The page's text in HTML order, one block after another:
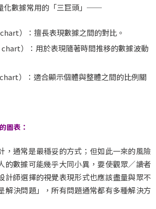
化數據常用的「三巨頭」──
）：擅長表現數據之間的對比。
）：用於表現隨著時間推移的數據波動
）：適合顯示個體與整體之間的比例關
圖表：
，通常是最穩妥的方式；但如此一來的風險
的數據可能幾乎大同小異，要使觀眾／讀者
計師選擇的視覺表現形式也應該盡量與眾不
解決問題」，所有問題通常都有多種解決方